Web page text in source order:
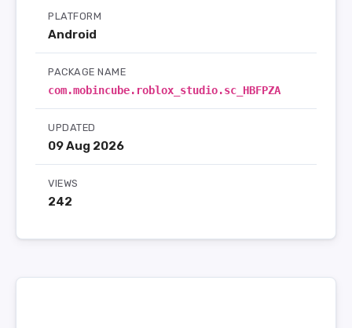
PLATFORM
Android
PACKAGE NAME
com.mobincube.roblox_studio.sc_HBFPZA
UPDATED
09 Aug 2026
VIEWS
242